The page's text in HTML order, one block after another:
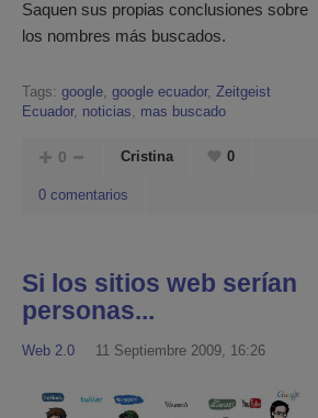
Saquen sus propias conclusiones sobre
los nombres más buscados.
Tags: google, google ecuador, Zeitgeist
Ecuador, noticias, mas buscado
0 Cristina 0
0 comentarios
Si los sitios web serían
personas...
Web 2.0 11 Septiembre 2009, 16:26